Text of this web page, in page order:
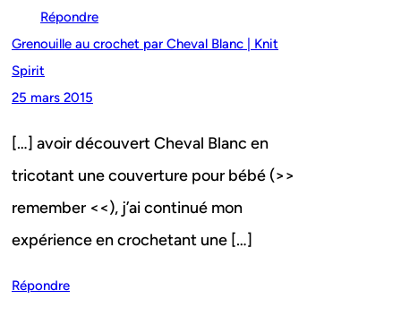
Répondre
Grenouille au crochet par Cheval Blanc | Knit
Spirit
25 mars 2015
[…] avoir découvert Cheval Blanc en
tricotant une couverture pour bébé (>>
remember <<), j’ai continué mon
expérience en crochetant une […]
Répondre